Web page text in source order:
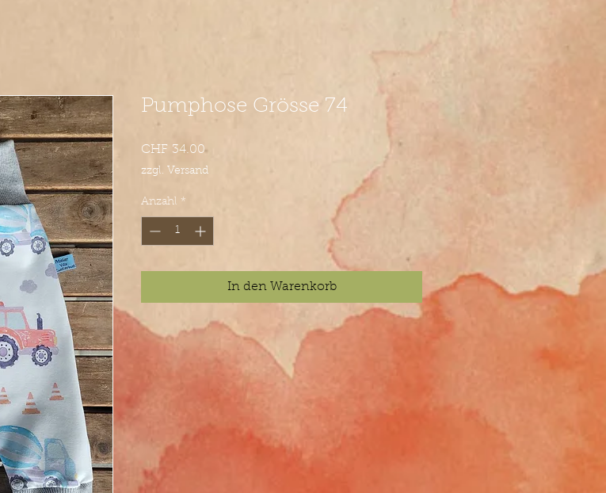
Pumphose Grösse 74
CHF 34.00Preis
zzgl. Versand
Anzahl *
In den Warenkorb